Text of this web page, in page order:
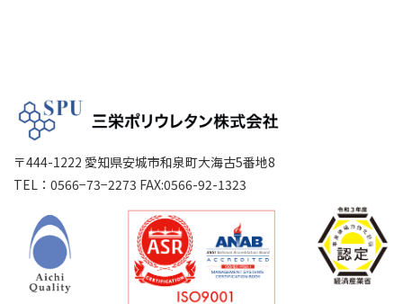
〒444-1222 愛知県安城市和泉町大海古5番地8
TEL：0566−73−2273 FAX:0566-92-1323